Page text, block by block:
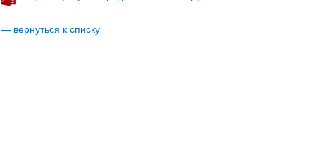
— вернуться к списку